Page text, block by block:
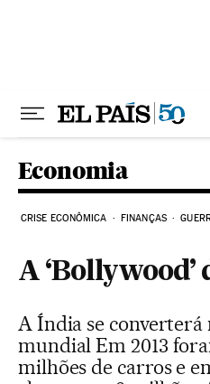
Economia
CRISE ECONÔMICA FINANÇAS
A ‘Bollywood’
A Índia se
mundial Em 2013
milhões de carros e